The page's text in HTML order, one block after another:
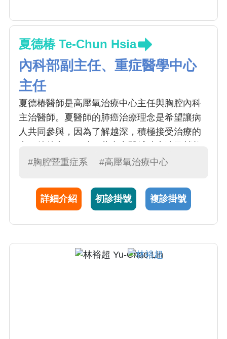
夏德椿 Te-Chun Hsia
內科部副主任、重症醫學中心
主任
夏德椿醫師是高壓氧治療中心主任與胸腔內科
主治醫師。夏醫師的肺癌治療理念是希望讓病
人共同參與，因為了解越深，積極接受治療的
補充，以減輕病人因治療而產生的副作用、提
院高壓氧治療中心，對一氧化碳中毒、致命性
氣體栓塞等均能入艙治療急救，為有特色之重
#胸腔暨重症系 #高壓氧治療中心
詳細介紹 初診掛號 複診掛號